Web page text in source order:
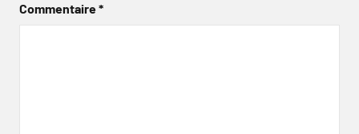
Commentaire*